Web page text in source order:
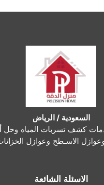
السعودية / الرياض
كشف تسربات المياه وحل
وعوازل الاسـطح وعوازل
الاسئلة الشائعة